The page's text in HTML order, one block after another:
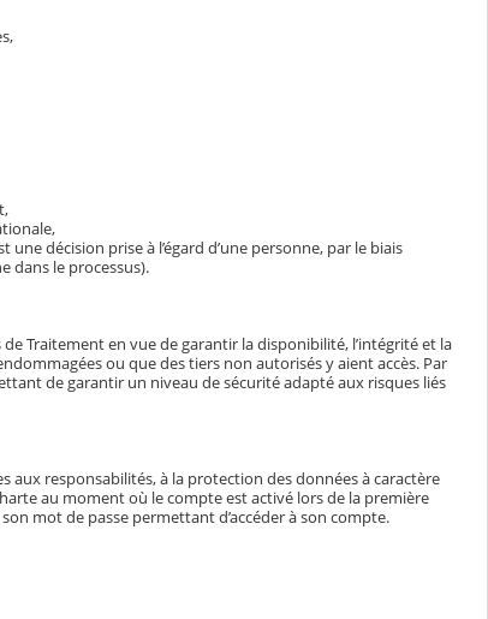
décision prise à l’égard d’une personne, par le biais
dans le processus).
Traitement en vue de garantir la disponibilité, l’intégrité et la
ou que des tiers non autorisés y aient accès. Par
de garantir un niveau de sécurité adapté aux risques liés
aux responsabilités, à la protection des données à caractère
au moment où le compte est activé lors de la première
mot de passe permettant d’accéder à son compte.